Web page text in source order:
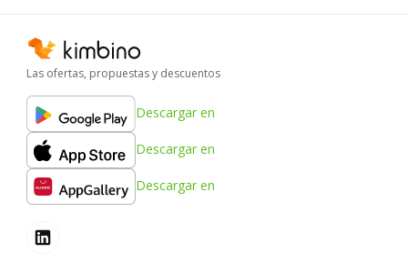
Las ofertas, propuestas y descuentos
Descargar en
Descargar en
Descargar en